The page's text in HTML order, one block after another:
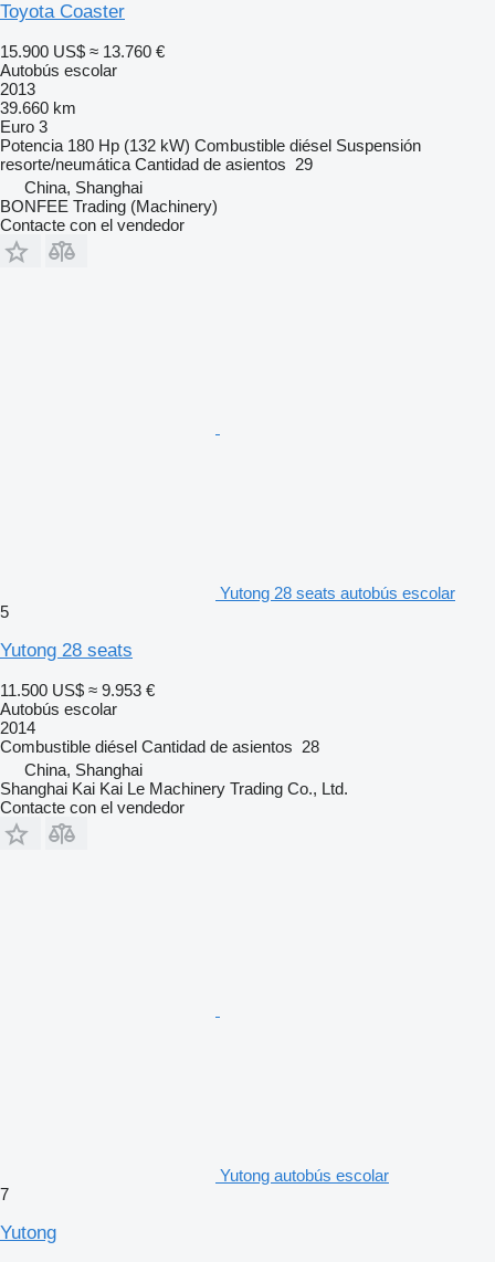
Toyota Coaster
15.900 US$ ≈ 13.760 €
Autobús escolar
2013
39.660 km
Euro 3
Potencia 180 Hp (132 kW) Combustible diésel Suspensión
resorte/neumática Cantidad de asientos 29
China, Shanghai
BONFEE Trading (Machinery)
Contacte con el vendedor
Yutong 28 seats autobús escolar
5
Yutong 28 seats
11.500 US$ ≈ 9.953 €
Autobús escolar
2014
Combustible diésel Cantidad de asientos 28
China, Shanghai
Shanghai Kai Kai Le Machinery Trading Co., Ltd.
Contacte con el vendedor
Yutong autobús escolar
7
Yutong